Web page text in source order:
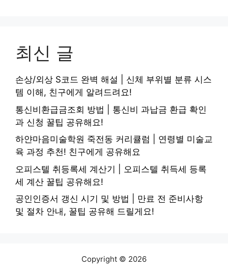
최신 글
손상/외상 S코드 완벽 해설 | 신체 부위별 분류 시스
템 이해, 친구에게 알려드려요!
통신비환급금조회 방법 | 통신비 과납금 환급 확인
과 신청 꿀팁 공유해요!
하얀마음미술학원 죽전동 커리큘럼 | 연령별 미술교
육 과정 추천! 친구에게 공유해요
오피스텔 취등록세 계산기 | 오피스텔 취득세 등록
세 계산 꿀팁 공유해요!
공인인증서 갱신 시기 및 방법 | 만료 전 준비사항
및 절차 안내, 꿀팁 공유해 드릴게요!
Copyright © 2026